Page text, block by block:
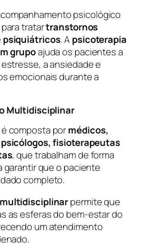
psicológico
tratartranstornos
psiquiátricos. A psicoterapia
grupoajuda os pacientes a
a ansiedade e
emocionais durante a
Multidisciplinar
composta pormédicos,
fisioterapeutas
, que trabalham de forma
garantir que o paciente
completo.
multidisciplinarpermite que
as esferas do bem-estar do
um atendimento